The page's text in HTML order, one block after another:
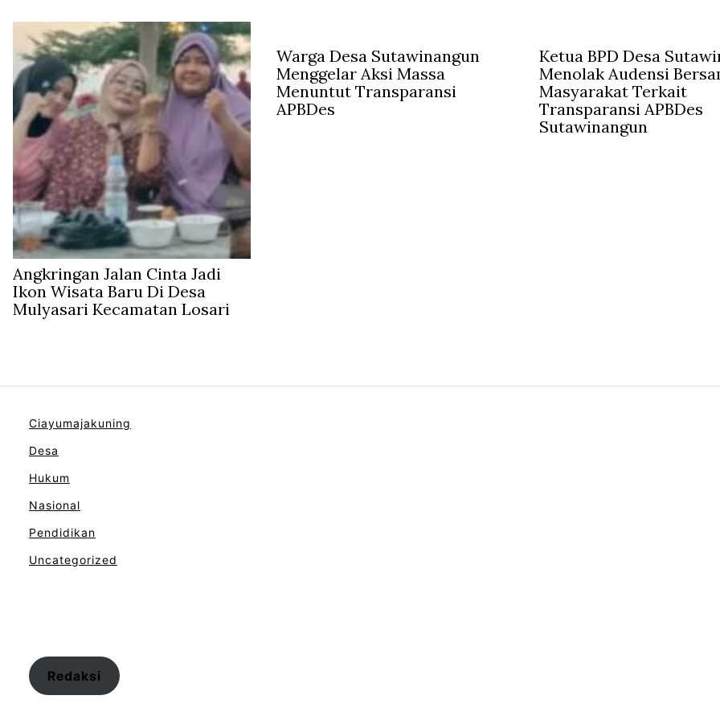
Angkringan Jalan Cinta Jadi
Ikon Wisata Baru Di Desa
Mulyasari Kecamatan Losari
Warga Desa Sutawinangun
Menggelar Aksi Massa
Menuntut Transparansi
APBDes
Ketua BPD Desa
Menolak Audensi
Masyarakat Terkait
Transparansi APBDes
Sutawinangun
Ciayumajakuning
Desa
Hukum
Nasional
Pendidikan
Uncategorized
Redaksi